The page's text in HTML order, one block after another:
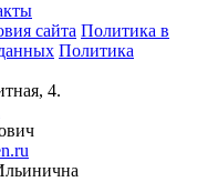
сайта Политика в
Политика
4.